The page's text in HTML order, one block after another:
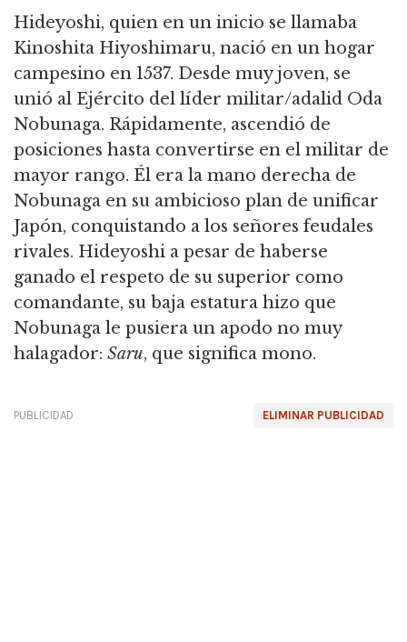
Hideyoshi, quien en un inicio se llamaba
Kinoshita Hiyoshimaru, nació en un hogar
campesino en 1537. Desde muy joven, se
unió al Ejército del líder militar/adalid Oda
Nobunaga. Rápidamente, ascendió de
posiciones hasta convertirse en el militar de
mayor rango. Él era la mano derecha de
Nobunaga en su ambicioso plan de unificar
Japón, conquistando a los señores feudales
rivales. Hideyoshi a pesar de haberse
ganado el respeto de su superior como
comandante, su baja estatura hizo que
Nobunaga le pusiera un apodo no muy
halagador: Saru, que significa mono.
ELIMINAR PUBLICIDAD
PUBLICIDAD